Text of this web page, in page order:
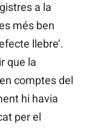
a la
més ben
llebre’.
que la
comptes del
hi havia
per el